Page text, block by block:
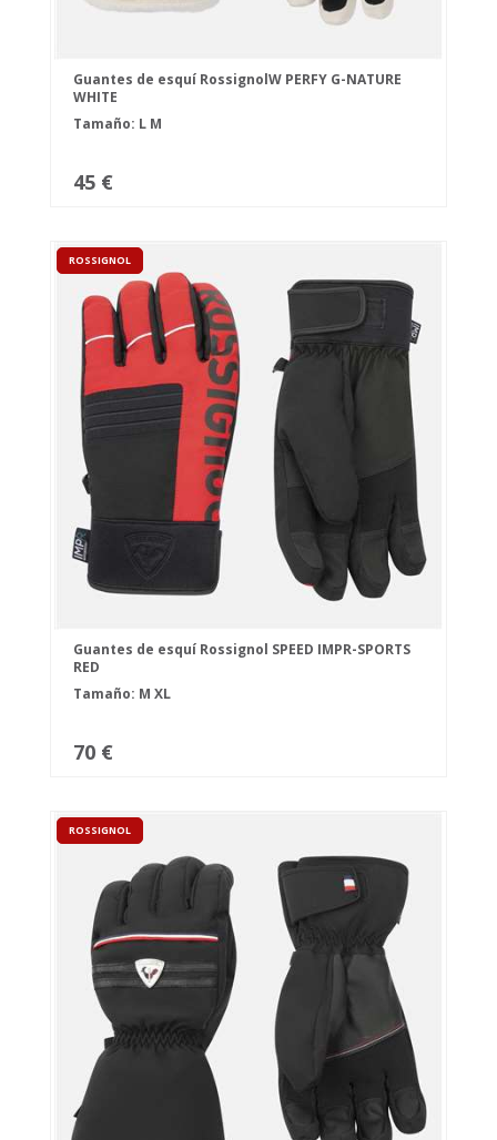
Guantes de esquí RossignolW PERFY G-NATURE
WHITE
Tamaño: L M
45 €
ROSSIGNOL
Guantes de esquí Rossignol SPEED IMPR-SPORTS
RED
Tamaño: M XL
70 €
ROSSIGNOL